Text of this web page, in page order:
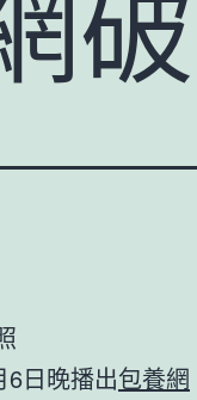
破
6日晚播出包養網